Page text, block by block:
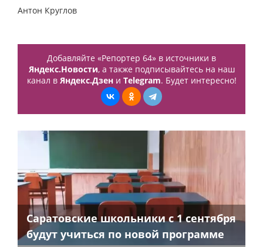
Антон Круглов
Добавляйте «Репортер 64» в источники в
Яндекс.Новости, а также подписывайтесь на наш
канал в Яндекс.Дзени Telegram. Будет интересно!
Саратовские школьники с 1 сентября
будут учиться по новой программе